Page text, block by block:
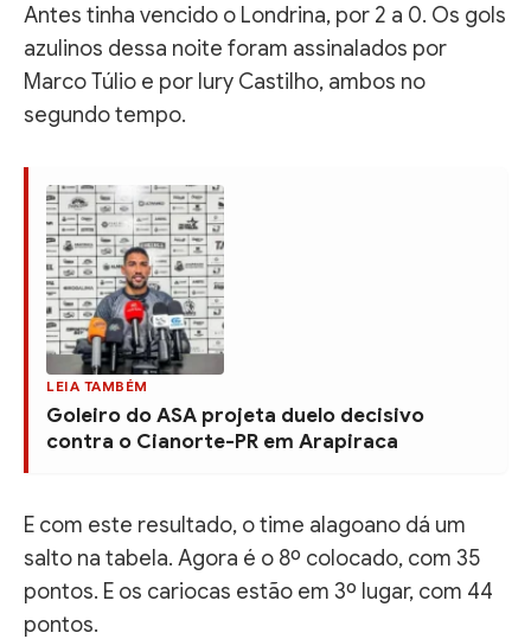
Antes tinha vencido o Londrina, por 2 a 0. Os gols
azulinos dessa noite foram assinalados por
Marco Túlio e por Iury Castilho, ambos no
segundo tempo.
LEIA TAMBÉM
Goleiro do ASA projeta duelo decisivo
contra o Cianorte-PR em Arapiraca
E com este resultado, o time alagoano dá um
salto na tabela. Agora é o 8º colocado, com 35
pontos. E os cariocas estão em 3º lugar, com 44
pontos.